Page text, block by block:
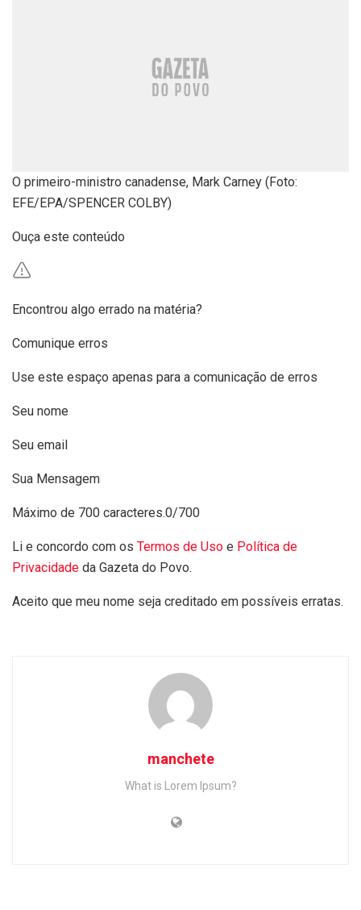
O primeiro-ministro canadense, Mark Carney (Foto:
EFE/EPA/SPENCER COLBY)
Ouça este conteúdo
Encontrou algo errado na matéria?
Comunique erros
Use este espaço apenas para a comunicação de erros
Seu nome
Seu email
Sua Mensagem
Máximo de 700 caracteres.0/700
Li e concordo com os Termos de Uso e Política de
Privacidade da Gazeta do Povo.
Aceito que meu nome seja creditado em possíveis erratas.
manchete
What is Lorem Ipsum?